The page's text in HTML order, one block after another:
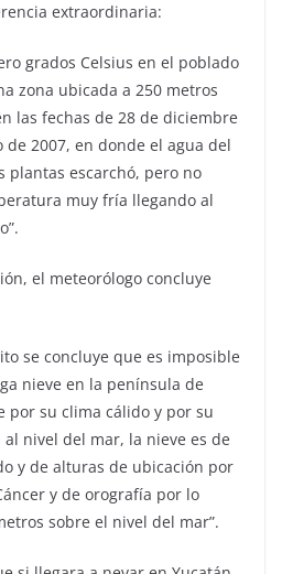
extraordinaria:
grados Celsius en el poblado
zona ubicada a 250 metros
las fechas de 28 de diciembre
de 2007, en donde el agua del
plantas escarchó, pero no
muy fría llegando al
el meteorólogo concluye
se concluye que es imposible
nieve en la península de
por su clima cálido y por su
nivel del mar, la nieve es de
y de alturas de ubicación por
y de orografía por lo
sobre el nivel del mar”.